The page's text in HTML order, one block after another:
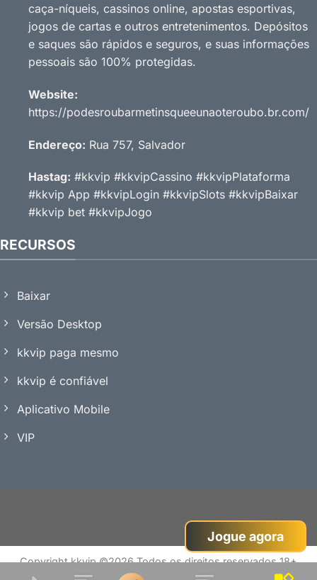
caça-níqueis, cassinos online, apostas esportivas,
jogos de cartas e outros entretenimentos. Depósitos
e saques são rápidos e seguros, e suas informações
pessoais são 100% protegidas.
Website:
https://podesroubarmetinsqueeunaoteroubo.br.com/
Endereço: Rua 757, Salvador
Hastag: #kkvip #kkvipCassino #kkvipPlataforma
#kkvip App #kkvipLogin #kkvipSlots #kkvipBaixar
#kkvip bet #kkvipJogo
RECURSOS
Baixar
Versão Desktop
kkvip paga mesmo
kkvip é confiável
Aplicativo Mobile
VIP
Copyright kkvip ©2026 Todos os direitos reservados 18+
Jogue agora